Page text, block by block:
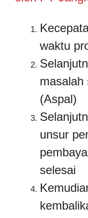
waktu
masalah
(Aspal)
unsur
selesai